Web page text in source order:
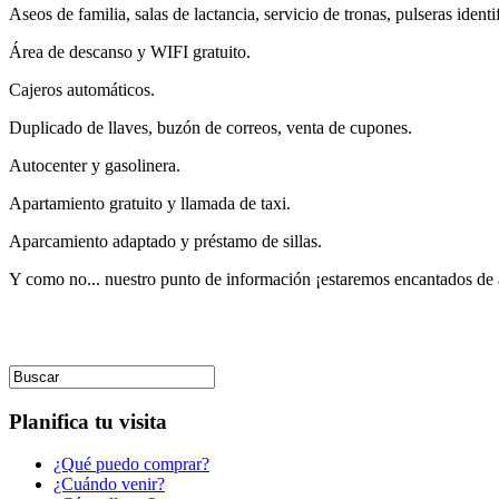
Aseos de familia, salas de lactancia, servicio de tronas, pulseras
Área de descanso y WIFI gratuito.
Cajeros automáticos.
Duplicado de llaves, buzón de correos, venta de cupones.
Autocenter y gasolinera.
Apartamiento gratuito y llamada de taxi.
Aparcamiento adaptado y préstamo de sillas.
Y como no... nuestro punto de información ¡estaremos encantados de
Planifica tu visita
¿Qué puedo comprar?
¿Cuándo venir?